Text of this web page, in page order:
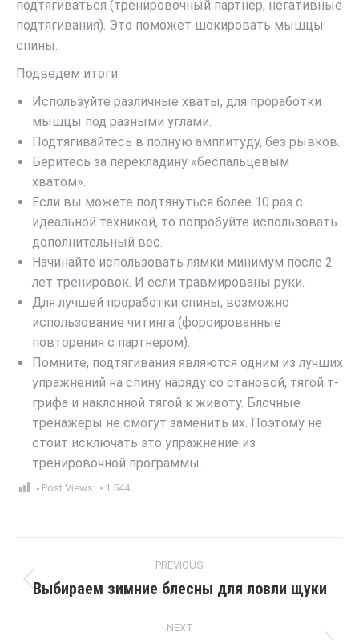
подтягиваться (тренировочный партнер, негативные
подтягивания). Это поможет шокировать мышцы
спины.
Подведем итоги
Используйте различные хваты, для проработки
мышцы под разными углами.
Подтягивайтесь в полную амплитуду, без рывков.
Беритесь за перекладину «беспальцевым
хватом».
Если вы можете подтянуться более 10 раз с
идеальной техникой, то попробуйте использовать
дополнительный вес.
Начинайте использовать лямки минимум после 2
лет тренировок. И если травмированы руки.
Для лучшей проработки спины, возможно
использование читинга (форсированные
повторения с партнером).
Помните, подтягивания являются одним из лучших
упражнений на спину наряду со становой, тягой т-
грифа и наклонной тягой к животу. Блочные
тренажеры не смогут заменить их. Поэтому не
стоит исключать это упражнение из
тренировочной программы.
Post Views: 1 544
navigation
PREVIOUS
Previous
Выбираем зимние блесны для ловли щуки
NEXT